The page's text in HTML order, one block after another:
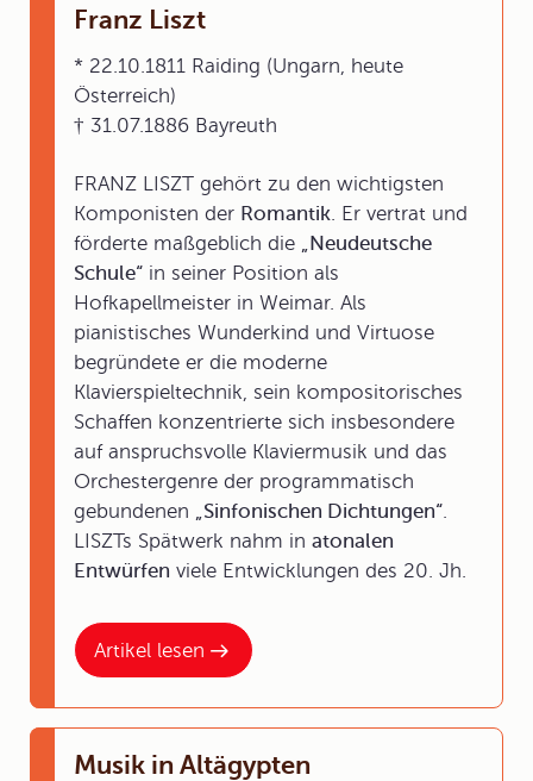
Artikel lesen
Franz Liszt
* 22.10.1811 Raiding (Ungarn, heute
Österreich)
† 31.07.1886 Bayreuth
FRANZ LISZT gehört zu den wichtigsten
Komponisten der Romantik. Er vertrat und
förderte maßgeblich die „Neudeutsche
Schule“ in seiner Position als
Hofkapellmeister in Weimar. Als
pianistisches Wunderkind und Virtuose
begründete er die moderne
Klavierspieltechnik, sein kompositorisches
Schaffen konzentrierte sich insbesondere
auf anspruchsvolle Klaviermusik und das
Orchestergenre der programmatisch
gebundenen „Sinfonischen Dichtungen“.
LISZTs Spätwerk nahm in atonalen
Entwürfen viele Entwicklungen des 20. Jh.
Musik in Altägypten